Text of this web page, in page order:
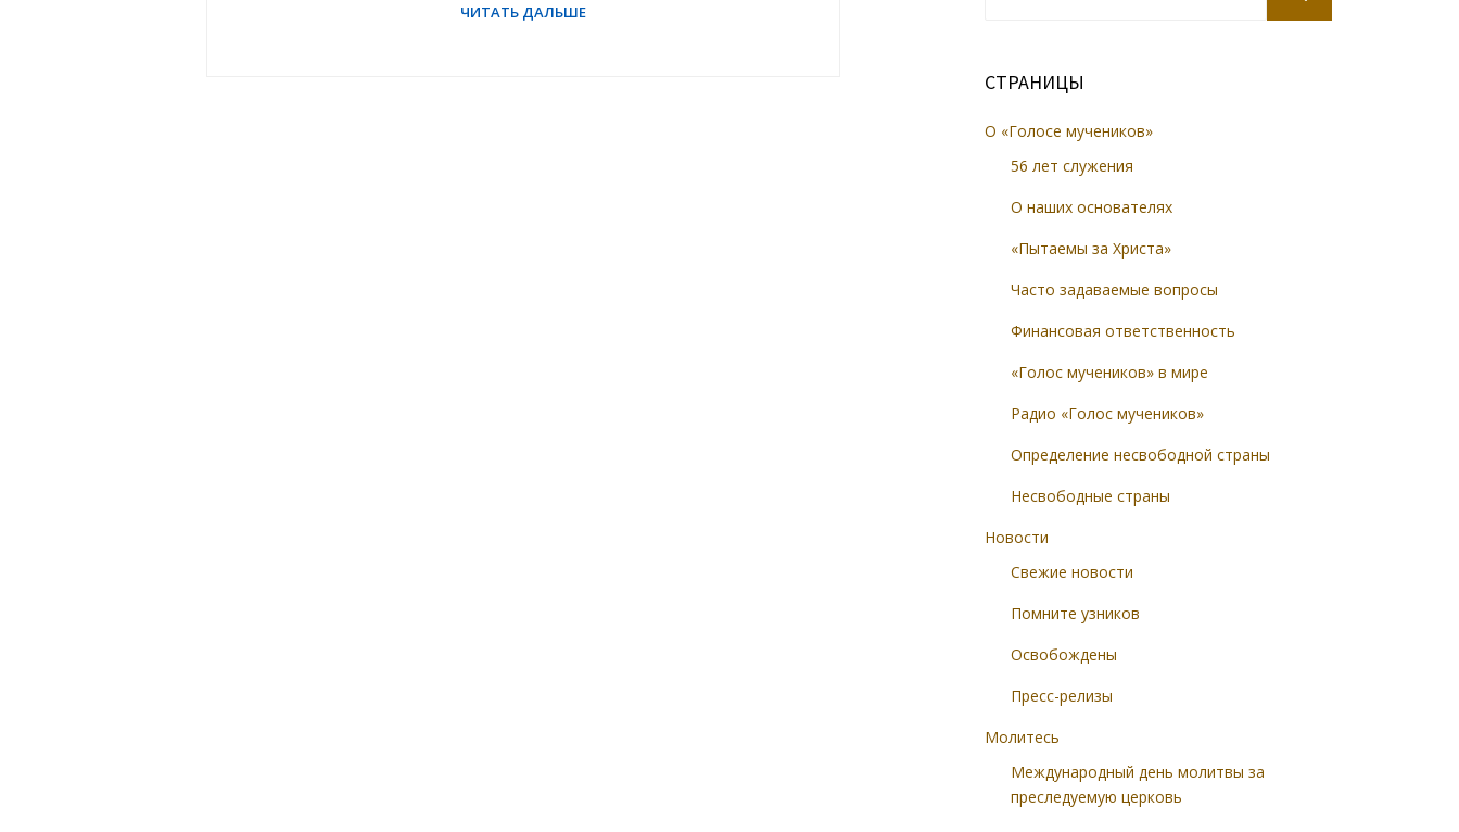
СТРАНИЦЫ
О «Голосе мучеников»
56 лет служения
О наших основателях
«Пытаемы за Христа»
Часто задаваемые вопросы
Финансовая ответственность
«Голос мучеников» в мире
Радио «Голос мучеников»
Определение несвободной страны
Несвободные страны
Новости
Свежие новости
Помните узников
Освобождены
Пресс-релизы
Молитесь
Международный день молитвы за
преследуемую церковь